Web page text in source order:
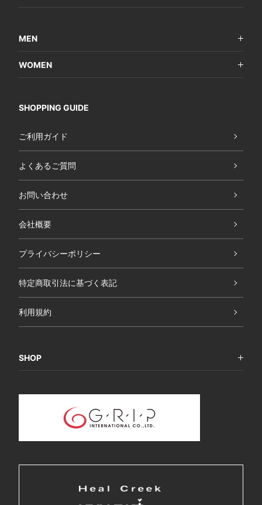
MEN
WOMEN
SHOPPING GUIDE
ご利用ガイド
よくあるご質問
お問い合わせ
会社概要
プライバシーポリシー
特定商取引法に基づく表記
利用規約
SHOP